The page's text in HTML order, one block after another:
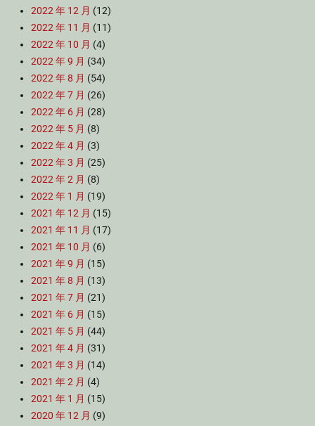
2022 年 12 月 (12)
2022 年 11 月 (11)
2022 年 10 月 (4)
2022 年 9 月 (34)
2022 年 8 月 (54)
2022 年 7 月 (26)
2022 年 6 月 (28)
2022 年 5 月 (8)
2022 年 4 月 (3)
2022 年 3 月 (25)
2022 年 2 月 (8)
2022 年 1 月 (19)
2021 年 12 月 (15)
2021 年 11 月 (17)
2021 年 10 月 (6)
2021 年 9 月 (15)
2021 年 8 月 (13)
2021 年 7 月 (21)
2021 年 6 月 (15)
2021 年 5 月 (44)
2021 年 4 月 (31)
2021 年 3 月 (14)
2021 年 2 月 (4)
2021 年 1 月 (15)
2020 年 12 月 (9)